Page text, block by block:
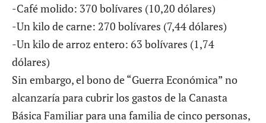
-Café molido: 370 bolívares (10,20 dólares)
-Un kilo de carne: 270 bolívares (7,44 dólares)
-Un kilo de arroz entero: 63 bolívares (1,74
dólares)
Sin embargo, el bono de “Guerra Económica” no
alcanzaría para cubrir los gastos de la Canasta
Básica Familiar para una familia de cinco personas,